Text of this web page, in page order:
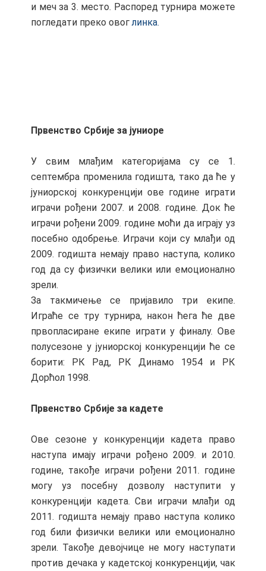
и меч за 3. место. Распоред турнира можете
погледати преко овоглинка.
Првенство Србије за јуниоре
У свим млађим категоријама су се 1.
септембра променила годишта, тако да ће у
јуниорској конкуренцији ове године играти
играчи рођени 2007. и 2008. године. Док ће
играчи рођени 2009. године моћи да играју уз
посебно одобрење. Играчи који су млађи од
2009. годишта немају право наступа, колико
год да су физички велики или емоционално
зрели.
За такмичење се пријавило три екипе.
Играће се тру турнира, након ћега ће две
првопласиране екипе играти у финалу. Ове
полусезоне у јуниорској конкуренцији ће се
борити: РК Рад, РК Динамо 1954 и РК
Дорћол 1998.
Првенство Србије за кадете
Ове сезоне у конкуренцији кадета право
наступа имају играчи рођено 2009. и 2010.
године, такође играчи рођени 2011. године
могу уз посебну дозволу наступити у
конкуренцији кадета. Сви играчи млађи од
2011. годишта немају право наступа колико
год били физички велики или емоционално
зрели. Такође девојчице не могу наступати
против дечака у кадетској конкуренцији, чак